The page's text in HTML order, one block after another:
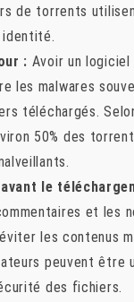
de torrents
: Avoir un
les malwares
téléchargés.
50% des
le
et les
les contenus
peuvent être
des fichiers.